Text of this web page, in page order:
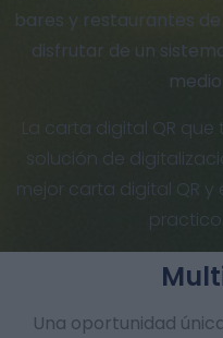
bares y restaurantes de
disfrutar de un
La carta digital QR
solución de
mejor carta digital QR
Una oportunidad